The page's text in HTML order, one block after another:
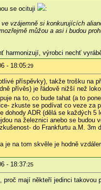
se ocituji
:
vzájemně si konkurujících
můžou a asi i budou
harmonizují, výrobci nechť
- 18:05:29
příspěvky), takže trošku na
přívěs) je řádově nižší než
na to, co bude tahat (a to
zkuste se podívat co veze za
dohody ADR (dělá se každých
na železnici anebo se budou
do Frankfurtu a.M.
je na tom skvěle je hodně
- 18:37:25
proč mají někteří jedinci